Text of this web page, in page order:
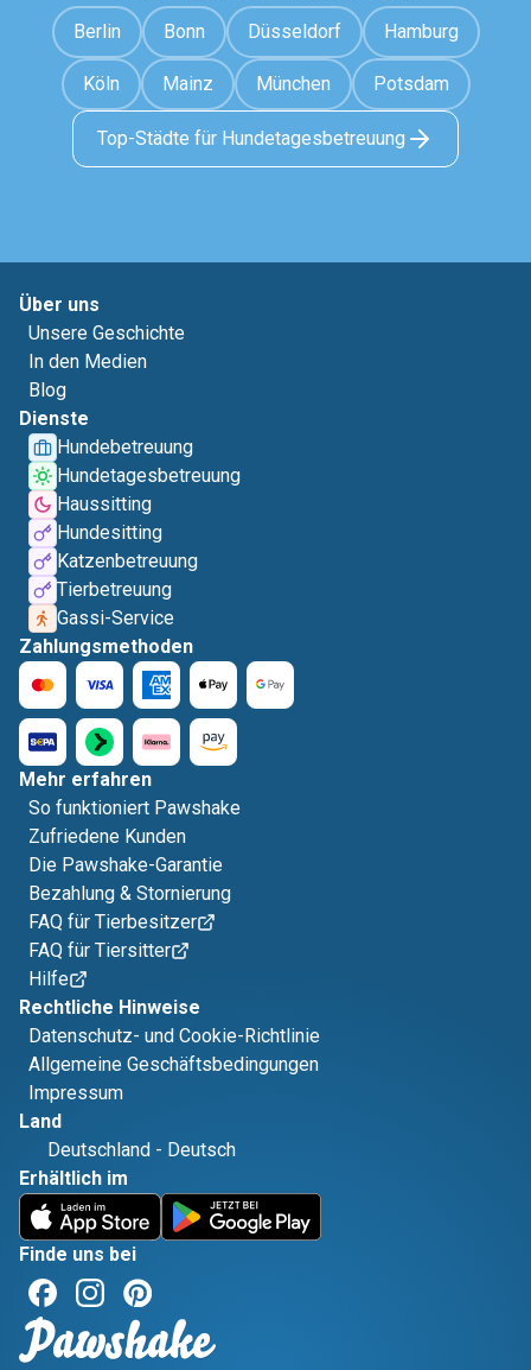
Berlin Bonn Düsseldorf Hamburg
Köln Mainz München Potsdam
Top-Städte für Hundetagesbetreuung
Über uns
Unsere Geschichte
In den Medien
Blog
Dienste
Hundebetreuung
Hundetagesbetreuung
Haussitting
Hundesitting
Katzenbetreuung
Tierbetreuung
Gassi-Service
Zahlungsmethoden
Mehr erfahren
So funktioniert Pawshake
Zufriedene Kunden
Die Pawshake-Garantie
Bezahlung & Stornierung
FAQ für Tierbesitzer
FAQ für Tiersitter
Hilfe
Rechtliche Hinweise
Datenschutz- und Cookie-Richtlinie
Allgemeine Geschäftsbedingungen
Impressum
Land
Deutschland - Deutsch
Erhältlich im
Finde uns bei